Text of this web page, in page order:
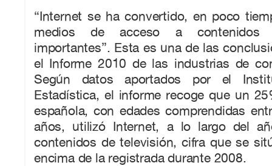
“Internet se ha convertido, en poco
medios de acceso a contenidos
importantes”. Esta es una de las
el Informe 2010 de las industrias de
Según datos aportados por el
Estadística, el informe recoge que un
española, con edades comprendidas
años, utilizó Internet, a lo largo del
contenidos de televisión, cifra que se
encima de la registrada durante 2008.